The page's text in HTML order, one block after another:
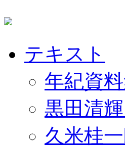
テキスト
年紀資
黒田清
久米桂